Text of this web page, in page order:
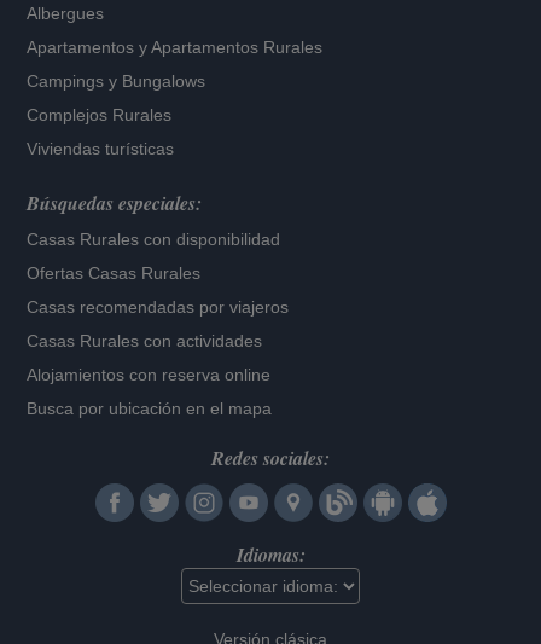
Albergues
Apartamentos yApartamentos Rurales
Campings y Bungalows
Complejos Rurales
Viviendas turísticas
Búsquedas especiales:
Casas Rurales con disponibilidad
Ofertas Casas Rurales
Casas recomendadas por viajeros
Casas Rurales con actividades
Alojamientos con reserva online
Busca por ubicación en el mapa
Redes sociales:
Idiomas:
Versión clásica